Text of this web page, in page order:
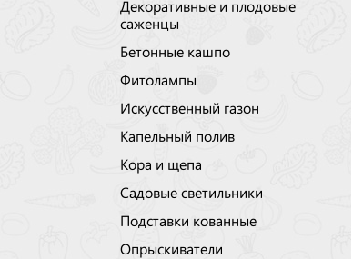
Декоративные и плодовые
саженцы
Бетонные кашпо
Фитолампы
Искусственный газон
Капельный полив
Кора и щепа
Садовые светильники
Подставки кованные
Опрыскиватели